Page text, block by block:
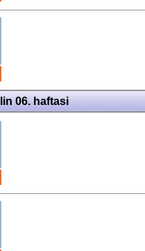
06. haftasi